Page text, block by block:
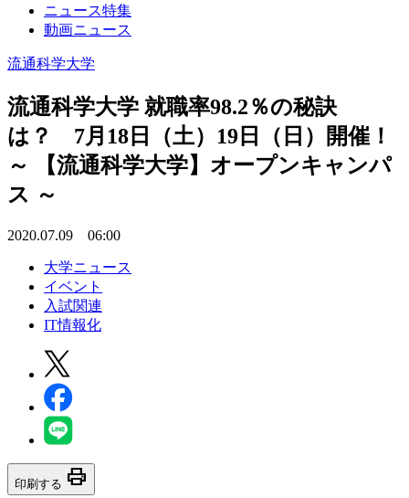
ニュース特集
動画ニュース
流通科学大学
流通科学大学 就職率98.2％の秘訣
は？ 7月18日（土）19日（日）開催！
～ 【流通科学大学】オープンキャンパ
ス ～
2020.07.09 06:00
大学ニュース
イベント
入試関連
IT情報化
印刷する print